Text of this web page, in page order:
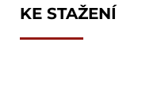
KE STAŽENÍ